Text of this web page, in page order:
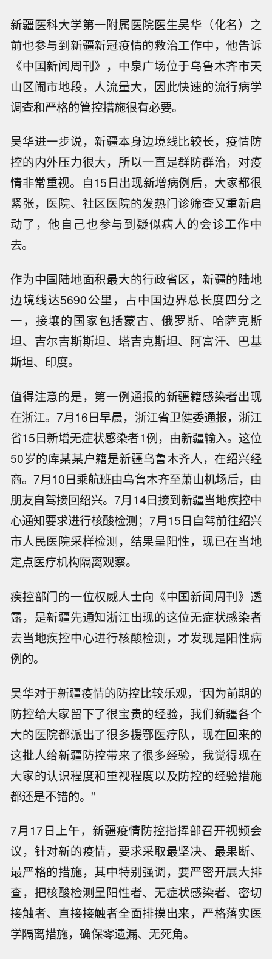
新疆医科大学第一附属医院医生吴华（化名）之
前也参与到新疆新冠疫情的救治工作中，他告诉
《中国新闻周刊》，中泉广场位于乌鲁木齐市天
山区闹市地段，人流量大，因此快速的流行病学
调查和严格的管控措施很有必要。
吴华进一步说，新疆本身边境线比较长，疫情防
控的内外压力很大，所以一直是群防群治，对疫
情非常重视。自15日出现新增病例后，大家都很
紧张，医院、社区医院的发热门诊筛查又重新启
动了，他自己也参与到疑似病人的会诊工作中
去。
作为中国陆地面积最大的行政省区，新疆的陆地
边境线达5690公里，占中国边界总长度四分之
一，接壤的国家包括蒙古、俄罗斯、哈萨克斯
坦、吉尔吉斯斯坦、塔吉克斯坦、阿富汗、巴基
斯坦、印度。
值得注意的是，第一例通报的新疆籍感染者出现
在浙江。7月16日早晨，浙江省卫健委通报，浙江
省15日新增无症状感染者1例，由新疆输入。这位
50岁的库某某户籍是新疆乌鲁木齐人，在绍兴经
商。7月10日乘航班由乌鲁木齐至萧山机场后，由
朋友自驾接回绍兴。7月14日接到新疆当地疾控中
心通知要求进行核酸检测；7月15日自驾前往绍兴
市人民医院采样检测，结果呈阳性，现已在当地
定点医疗机构隔离观察。
疾控部门的一位权威人士向《中国新闻周刊》透
露，是新疆先通知浙江出现的这位无症状感染者
去当地疾控中心进行核酸检测，才发现是阳性病
例的。
吴华对于新疆疫情的防控比较乐观，“因为前期的
防控给大家留下了很宝贵的经验，我们新疆各个
大的医院都派出了很多援鄂医疗队，现在回来的
这批人给新疆防控带来了很多经验，我觉得现在
大家的认识程度和重视程度以及防控的经验措施
都还是不错的。”
7月17日上午，新疆疫情防控指挥部召开视频会
议，针对新的疫情，要求采取最坚决、最果断、
最严格的措施，其中特别强调，要严密开展大排
查，把核酸检测呈阳性者、无症状感染者、密切
接触者、直接接触者全面排摸出来，严格落实医
学隔离措施，确保零遗漏、无死角。